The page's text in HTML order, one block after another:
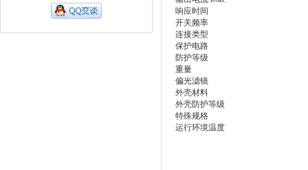
响应时间
开关频率
连接类型
保护电路
防护等级
重量
偏光滤镜
外壳材料
外壳防护等级
特殊规格
运行环境温度